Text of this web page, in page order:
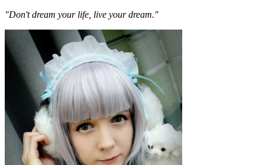
"Don't dream your life, live your dream."